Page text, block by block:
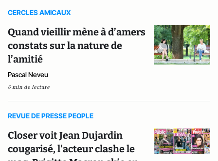
CERCLES AMICAUX
Quand vieillir mène à d’amers
constats sur la nature de
l’amitié
Pascal Neveu
6 min de lecture
REVUE DE PRESSE PEOPLE
Closer voit Jean Dujardin
cougarisé, l'acteur clashe le